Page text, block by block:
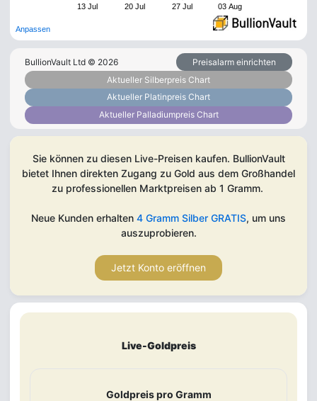
13 Jul 20 Jul 27 Jul 03 Aug
Anpassen
BullionVault Ltd © 2026
Preisalarm einrichten
Aktueller Silberpreis Chart
Aktueller Platinpreis Chart
Aktueller Palladiumpreis Chart
Sie können zu diesen Live-Preisen kaufen. BullionVault
bietet Ihnen direkten Zugang zu Gold aus dem Großhandel
zu professionellen Marktpreisen ab 1 Gramm.
Neue Kunden erhalten 4 Gramm Silber GRATIS, um uns
auszuprobieren.
Jetzt Konto eröffnen
Live-Goldpreis
Goldpreis pro Gramm